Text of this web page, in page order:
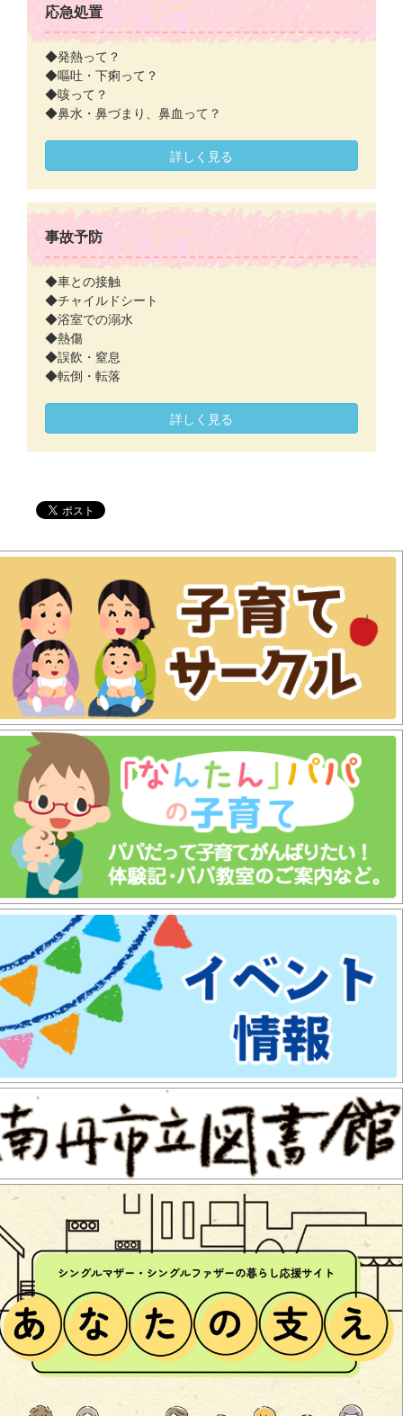
応急処置
◆発熱って？
◆嘔吐・下痢って？
◆咳って？
◆鼻水・鼻づまり、鼻血って？
詳しく見る
事故予防
◆車との接触
◆チャイルドシート
◆浴室での溺水
◆熱傷
◆誤飲・窒息
◆転倒・転落
詳しく見る